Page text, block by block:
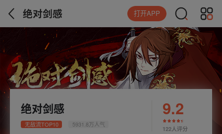
绝对剑感 打开APP
绝对剑感
无敌流TOP10 5931.8万人气
9.2
122人评分